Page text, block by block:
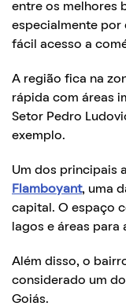
entre os melhores
especialmente por
fácil acesso a
A região fica na
rápida com áreas
Setor Pedro
exemplo.
Um dos principais
Flamboyant, uma
capital. O espaço
lagos e áreas para
Além disso, o
considerado um
Goiás.